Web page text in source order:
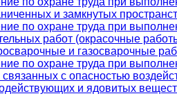
и замкнутых
по охране труда при
работ (окрасочные
и газосварочные
по охране труда при
связанных с опасностью
и ядовитых